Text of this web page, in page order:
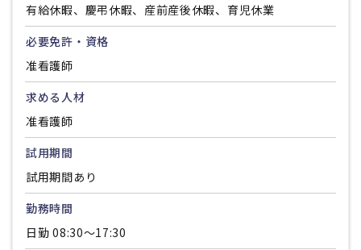
有給休暇、慶弔休暇、産前産後休暇、育児休業
必要免許・資格
准看護師
求める人材
准看護師
試用期間
試用期間あり
勤務時間
日勤 08:30～17:30